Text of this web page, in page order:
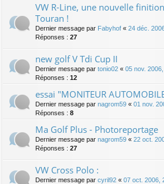
VW R-Line, une nouvelle
Touran !
Dernier message par Fabyhof « 24 déc.
Réponses : 27
new golf V Tdi Cup II
Dernier message par tonio02 « 05 nov.
Réponses : 12
essai "MONITEUR
Dernier message par nagrom59 « 01 nov.
Réponses : 8
Ma Golf Plus - Photoreportage
Dernier message par nagrom59 « 22 oct.
Réponses : 27
VW Cross Polo :
Dernier message par cyril92 « 07 oct. 2006,